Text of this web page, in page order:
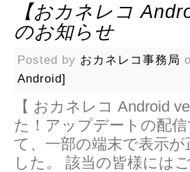
【おカネレコ
のお知らせ
Posted by おカネレコ事務局
Android]
【 おカネレコ Android
た！アップデートの配
て、一部の端末で表示
した。 該当の皆様には